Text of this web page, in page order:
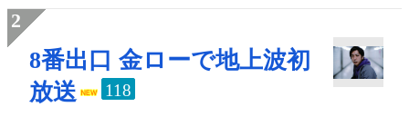
8番出口 金ローで地上波初
放送
118